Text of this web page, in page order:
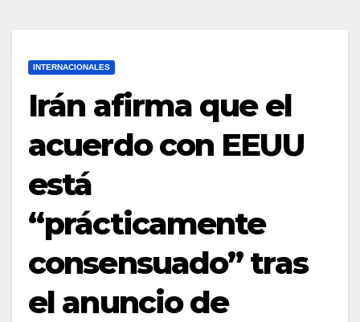
INTERNACIONALES
Irán afirma que el
acuerdo con EEUU
está
“prácticamente
consensuado” tras
el anuncio de